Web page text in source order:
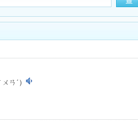
ㄢˊ）